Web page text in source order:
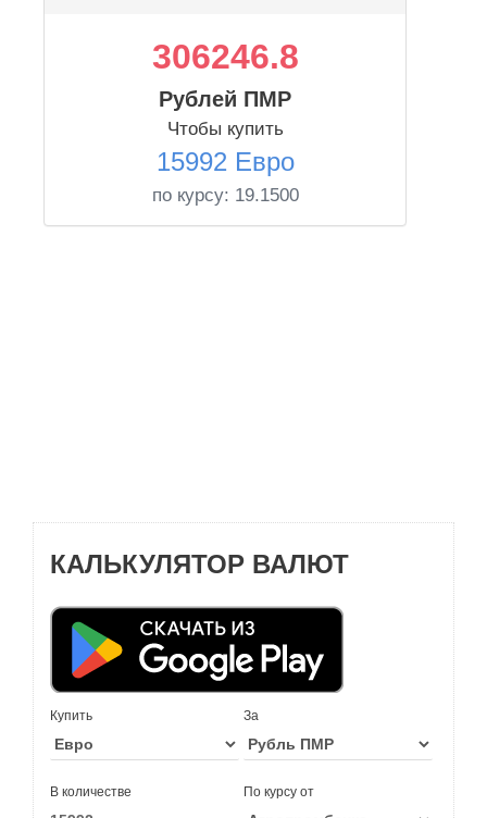
306246.8
Рублей ПМР
Чтобы купить
15992 Евро
по курсу: 19.1500
КАЛЬКУЛЯТОР ВАЛЮТ
Купить За
В количестве По курсу от